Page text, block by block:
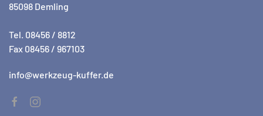
85098 Demling
Tel. 08456 / 8812
Fax 08456 / 967103
info@werkzeug-kuffer.de